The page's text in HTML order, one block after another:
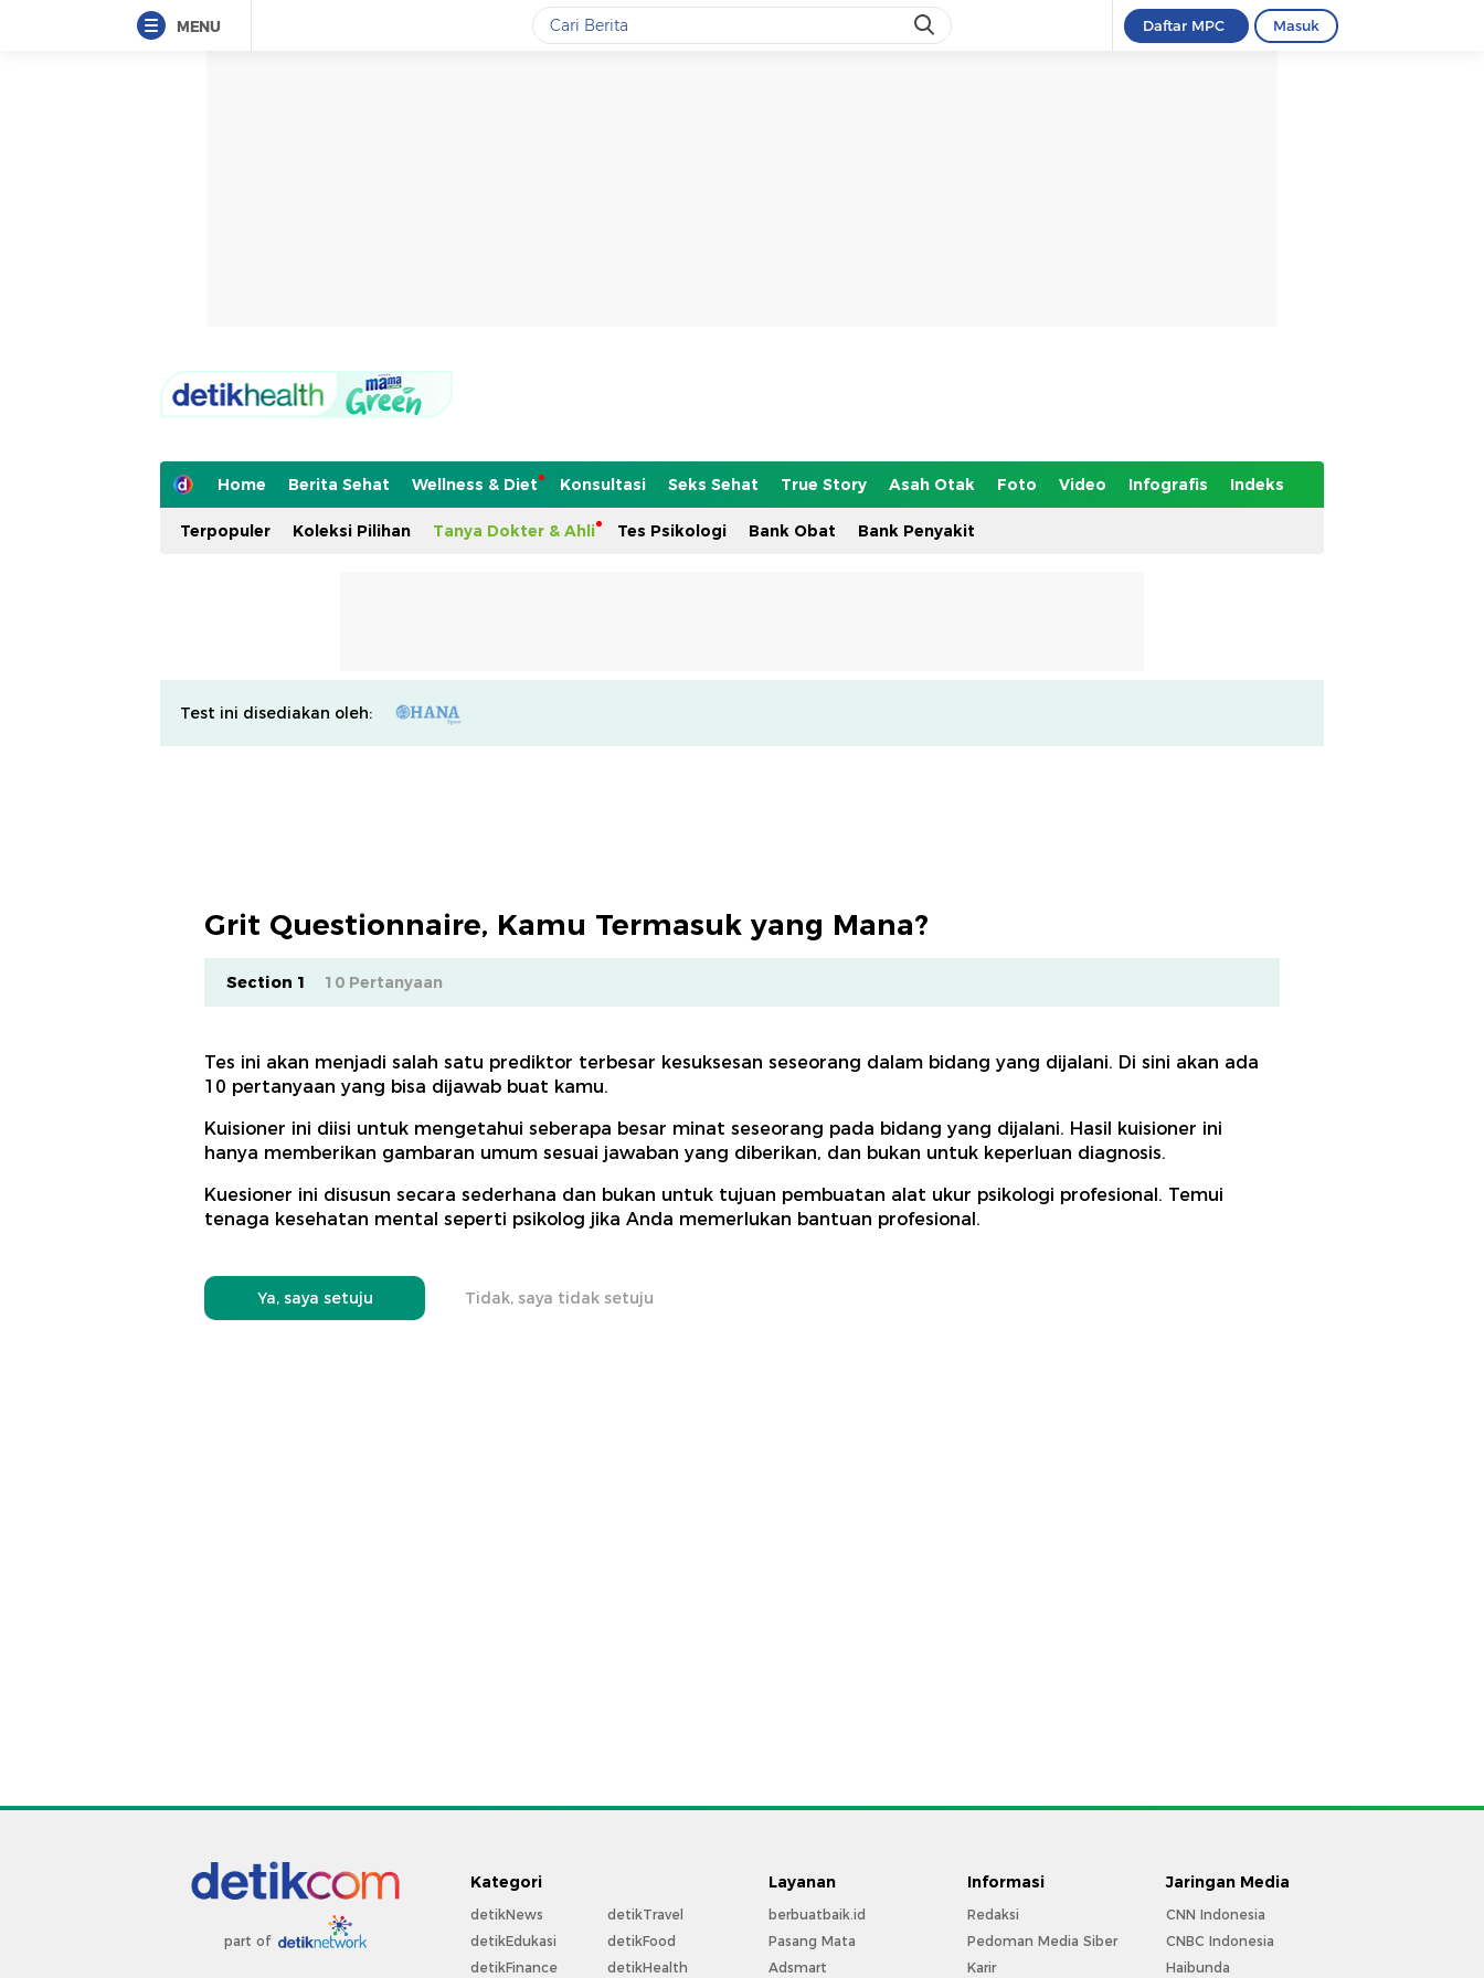
MENU Daftar MPC Masuk
Home Berita Sehat Wellness & Diet Konsultasi Seks Sehat True Story Asah Otak Foto Video Infografis Indeks
Terpopuler Koleksi Pilihan Tanya Dokter & Ahli Tes Psikologi Bank Obat Bank Penyakit
Test ini disediakan oleh:
Grit Questionnaire, Kamu Termasuk yang Mana?
Section 1 10 Pertanyaan
Tes ini akan menjadi salah satu prediktor terbesar kesuksesan seseorang dalam bidang yang dijalani. Di sini akan ada
10 pertanyaan yang bisa dijawab buat kamu.
Kuisioner ini diisi untuk mengetahui seberapa besar minat seseorang pada bidang yang dijalani. Hasil kuisioner ini
hanya memberikan gambaran umum sesuai jawaban yang diberikan, dan bukan untuk keperluan diagnosis.
Kuesioner ini disusun secara sederhana dan bukan untuk tujuan pembuatan alat ukur psikologi profesional. Temui
tenaga kesehatan mental seperti psikolog jika Anda memerlukan bantuan profesional.
Ya, saya setuju Tidak, saya tidak setuju
part of
Kategori
detikNews
detikEdukasi
detikFinance
detikTravel
detikFood
detikHealth
Layanan
berbuatbaik.id
Pasang Mata
Adsmart
Informasi
Redaksi
Pedoman Media Siber
Karir
Jaringan Media
CNN Indonesia
CNBC Indonesia
Haibunda